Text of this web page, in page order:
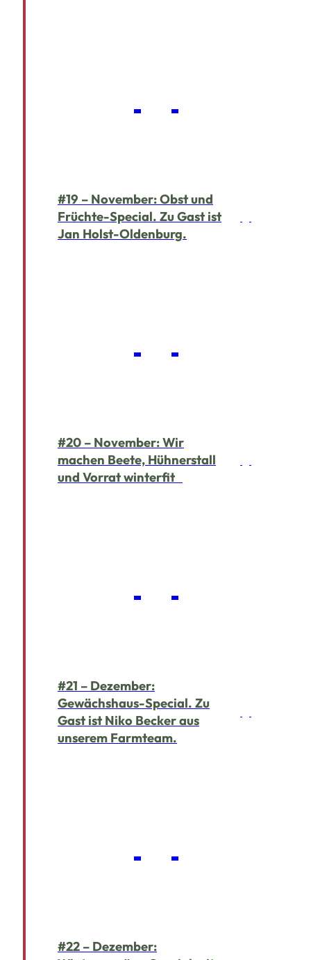
#19 – November: Obst und
Früchte-Special. Zu Gast ist
Jan Holst-Oldenburg.
#20 – November: Wir
machen Beete, Hühnerstall
und Vorrat winterfit
#21 – Dezember:
Gewächshaus-Special. Zu
Gast ist Niko Becker aus
unserem Farmteam.
#22 – Dezember: